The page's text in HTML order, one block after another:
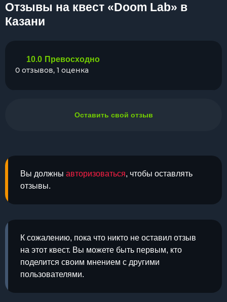
Отзывы на квест «Doom Lab» в
Казани
Вы должны авторизоваться, чтобы оставлять
отзывы.
К сожалению, пока что никто не оставил отзыв
на этот квест. Вы можете быть первым, кто
поделится своим мнением с другими
пользователями.
10.0 Превосходно
0 отзывов, 1 оценка
Оставить свой отзыв